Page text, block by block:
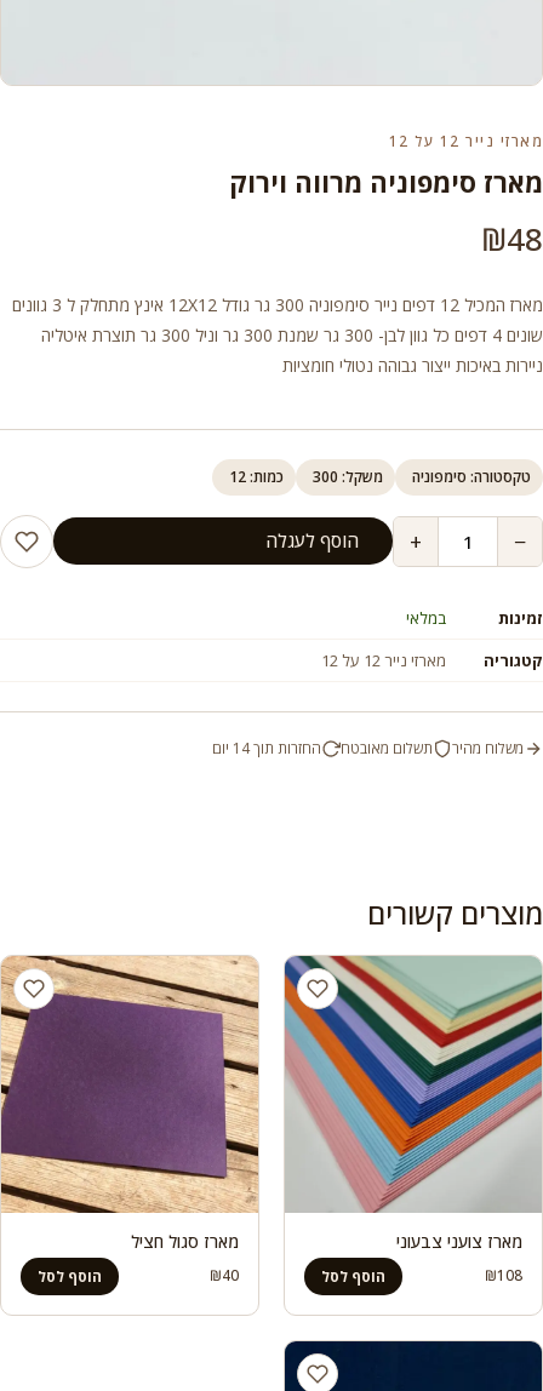
מארזי נייר 12 על 12
מארז סימפוניה מרווה וירוק
₪48
מארז המכיל 12 דפים נייר סימפוניה 300 גר גודל 12X12 אינץ מתחלק ל 3 גוונים
שונים 4 דפים כל גוון לבן- 300 גר שמנת 300 גר וניל 300 גר תוצרת איטליה
ניירות באיכות ייצור גבוהה נטולי חומציות
טקסטורה: סימפוניה משקל: 300 כמות: 12
−
+ הוסף לעגלה
זמינות
במלאי
קטגוריה
מארזי נייר 12 על 12
משלוח מהיר תשלום מאובטח החזרות תוך 14 יום
מוצרים קשורים
מארז צועני צבעוני
₪108 הוסף לסל
מארז סגול חציל
₪40 הוסף לסל